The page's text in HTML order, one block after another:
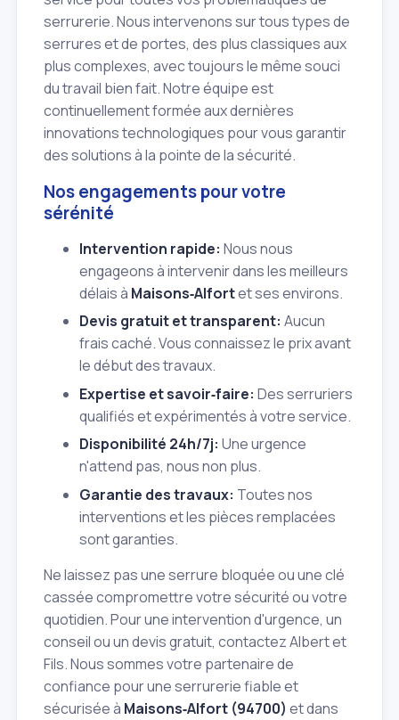
serrurerie. Nous intervenons sur tous types de
serrures et de portes, des plus classiques aux
plus complexes, avec toujours le même souci
du travail bien fait. Notre équipe est
continuellement formée aux dernières
innovations technologiques pour vous garantir
des solutions à la pointe de la sécurité.
Nos engagements pour votre
sérénité
Intervention rapide: Nous nous
engageons à intervenir dans les meilleurs
délais à Maisons‑Alfortet ses environs.
Devis gratuit et transparent: Aucun
frais caché. Vous connaissez le prix avant
le début des travaux.
Expertise et savoir‑faire: Des serruriers
qualifiés et expérimentés à votre service.
Disponibilité 24h/7j: Une urgence
n'attend pas, nous non plus.
Garantie des travaux: Toutes nos
interventions et les pièces remplacées
sont garanties.
Ne laissez pas une serrure bloquée ou une clé
cassée compromettre votre sécurité ou votre
quotidien. Pour une intervention d'urgence, un
conseil ou un devis gratuit, contactez Albert et
Fils. Nous sommes votre partenaire de
confiance pour une serrurerie fiable et
sécurisée à Maisons‑Alfort (94700) et dans